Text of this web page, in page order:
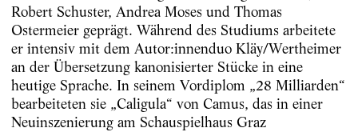
Robert Schuster, Andrea Moses und Thomas
Ostermeier geprägt. Während des Studiums arbeitete
er intensiv mit dem Autor:innenduo Kläy/Wertheimer
an der Übersetzung kanonisierter Stücke in eine
heutige Sprache. In seinem Vordiplom „28 Milliarden“
bearbeiteten sie „Caligula“ von Camus, das in einer
Neuinszenierung am Schauspielhaus Graz